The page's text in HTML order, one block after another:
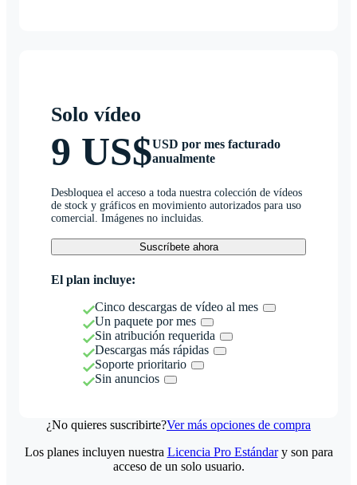
Solo vídeo
9 US$USD por mes facturado
anualmente
Desbloquea el acceso a toda nuestra colección de vídeos
de stock y gráficos en movimiento autorizados para uso
comercial. Imágenes no incluidas.
Suscríbete ahora
El plan incluye:
Cinco descargas de vídeo al mes
Un paquete por mes
Sin atribución requerida
Descargas más rápidas
Soporte prioritario
Sin anuncios
¿No quieres suscribirte?Ver más opciones de compra
Los planes incluyen nuestra Licencia Pro Estándary son para
acceso de un solo usuario.